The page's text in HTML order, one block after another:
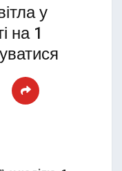
у
на 1